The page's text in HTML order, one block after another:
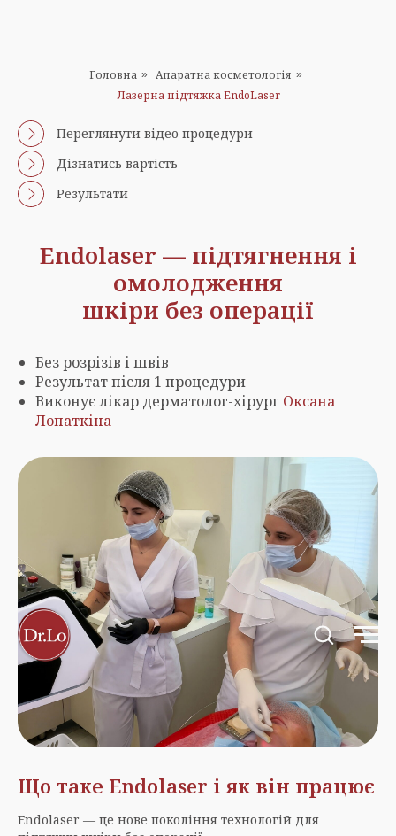
Головна » Апаратна косметологія »
Лазерна підтяжка EndoLaser
Переглянути відео процедури
Дізнатись вартість
Результати
Endolaser — підтягнення і
омолодження
шкіри без операції
Без розрізів і швів
Результат після 1 процедури
Виконує лікар дерматолог-хірург Оксана
Лопаткіна
Що таке Endolaser і як він працює
Endolaser — це нове покоління технологій для